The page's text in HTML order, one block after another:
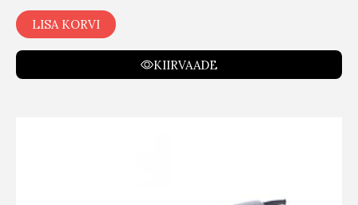
LISA KORVI
KIIRVAADE